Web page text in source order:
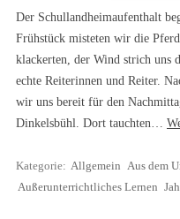
Der Schullandheimaufenthalt
Frühstück misteten wir die
klackerten, der Wind strich uns
echte Reiterinnen und Reiter.
wir uns bereit für den
Dinkelsbühl. Dort tauchten…
Kategorie: Allgemein Aus dem
Außerunterrichtliches Lernen